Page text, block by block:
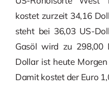
kostet zurzeit 34,16
steht bei 36,03 US-
Gasöl wird zu 298,00
Dollar ist heute
Damit kostet der Euro